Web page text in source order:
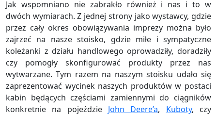
Jak wspomniano nie zabrakło również i nas i to w
dwóch wymiarach. Z jednej strony jako wystawcy, gdzie
przez cały okres obowiązywania imprezy można było
zajrzeć na nasze stoisko, gdzie miłe i sympatyczne
koleżanki z działu handlowego oprowadziły, doradziły
czy pomogły skonfigurować produkty przez nas
wytwarzane. Tym razem na naszym stoisku udało się
zaprezentować wycinek naszych produktów w postaci
kabin będących częściami zamiennymi do ciągników
konkretnie na pojeździe John Deere’a, Kuboty, czy